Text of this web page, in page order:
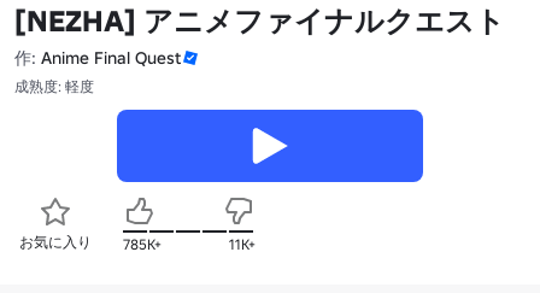
[NEZHA] アニメファイナルクエスト
作: Anime Final Quest
成熟度: 軽度
お気に入り 785K+ 11K+